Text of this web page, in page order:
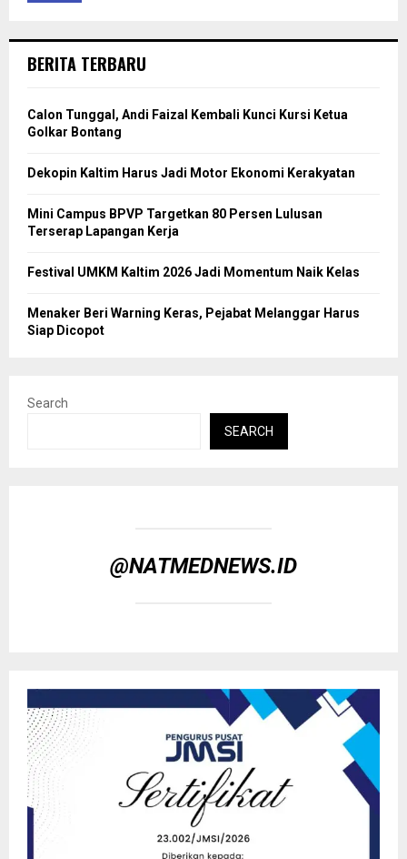
BERITA TERBARU
Calon Tunggal, Andi Faizal Kembali Kunci Kursi Ketua
Golkar Bontang
Dekopin Kaltim Harus Jadi Motor Ekonomi Kerakyatan
Mini Campus BPVP Targetkan 80 Persen Lulusan
Terserap Lapangan Kerja
Festival UMKM Kaltim 2026 Jadi Momentum Naik Kelas
Menaker Beri Warning Keras, Pejabat Melanggar Harus
Siap Dicopot
Search
SEARCH
@NATMEDNEWS.ID